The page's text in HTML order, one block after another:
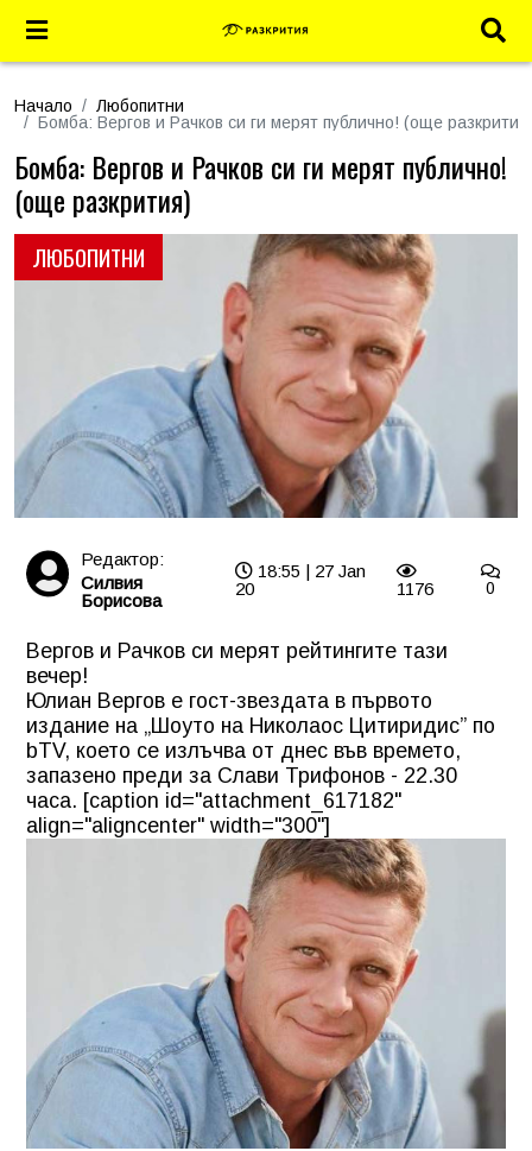
Начало
Любопитни
Бомба: Вергов и Рачков си ги мерят публично! (още
ЛЮБОПИТНИ
Бомба: Вергов и Рачков си ги мерят публично!
(още разкрития)
Редактор:
Силвия
Борисова
18:55 | 27 Jan
20
1176 0
Вергов и Рачков си мерят рейтингите тази
вечер!
Юлиан Вергов е гост-звездата в първото
издание на „Шоуто на Николаос Цитиридис” по
bTV, което се излъчва от днес във времето,
запазено преди за Слави Трифонов - 22.30
часа. [caption id="attachment_617182"
align="aligncenter" width="300"]